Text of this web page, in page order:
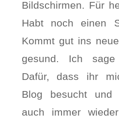
Bildschirmen. Für
Habt noch einen
Kommt gut ins
gesund. Ich sage
Dafür, dass ihr
Blog besucht
auch immer